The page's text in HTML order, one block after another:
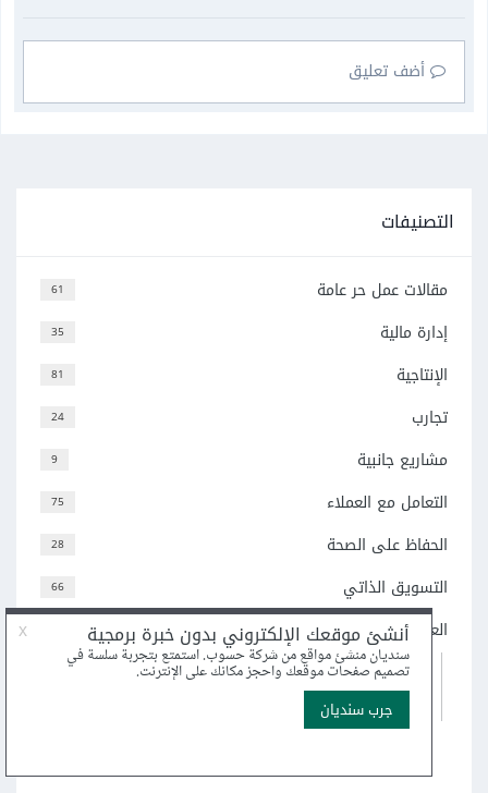
أضف تعليق
التصنيفات
61 مقالات عمل حر عامة
35 إدارة مالية
81 الإنتاجية
24 تجارب
9 مشاريع جانبية
75 التعامل مع العملاء
28 الحفاظ على الصحة
66 التسويق الذاتي
العمل الحر المهني
العمل بالترجمة
العمل كمساعد افتراضي
العمل بكتابة المحتوى